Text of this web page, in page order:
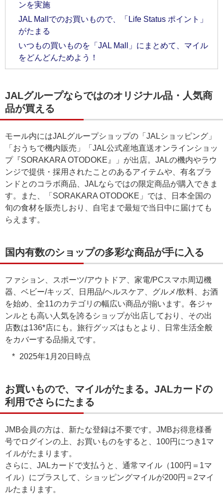
ンを実施
JAL Mallでのお買いもので、「Life Status ポイント」
がたまる
いつもの買いものを「JAL Mall」にまとめて、マイル
をどんどんためよう！
JALグループならではのオリジナル品・人気商
品が買える
モール内にはJALグループショップの「JALショッピング」
「おうちで機内販売」「JAL公式産地直送オンラインショッ
プ『SORAKARA OTODOKE』」が出店。JALの機内やラウ
ンジで提供・採用されたことのあるアイテムや、有名ブラ
ンドとのコラボ商品、JALならではの限定商品が購入できま
す。また、「SORAKARA OTODOKE」では、日本全国の
旬の食材を販売しおり、自宅まで最短で当日中に届けても
らえます。
国内有数のショップの多彩な商品が手に入る
ファション、スポーツ/アウトドア、家電/PCスマホ周辺機
器、ベビー/キッズ、日用品/ヘルスケア、グルメ/飲料、お酒
を始め、全11のカテゴリの幅広い商品が揃います。各ジャ
ンルとも高い人気を誇るショップが出店しており、その出
店数は136*店にも。旅行グッズはもとより、日常生活全般
をカバーする品揃えです。
2025年1月20日時点
お買いもので、マイルがたまる。JALカードの
利用でさらにたまる
JMB会員の方は、新たな登録は不要です。JMBお得意様番
号でログインの上、お買いものをすると、100円につき1マ
イルがたまります。
さらに、JALカードで支払うと、通常マイル（100円＝1マ
イル）にプラスして、ショッピングマイルが200円＝2マイ
ルたまります。